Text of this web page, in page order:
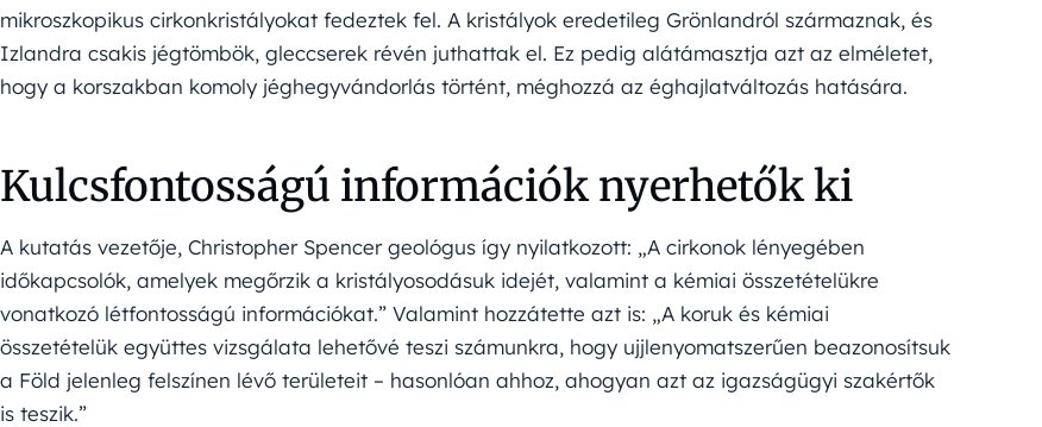
mikroszkopikus cirkonkristályokat fedeztek fel. A kristályok eredetileg Grönlandról származnak, és
Izlandra csakis jégtömbök, gleccserek révén juthattak el. Ez pedig alátámasztja azt az elméletet,
hogy a korszakban komoly jéghegyvándorlás történt, méghozzá az éghajlatváltozás hatására.
Kulcsfontosságú információk nyerhetők ki
A kutatás vezetője, Christopher Spencer geológus így nyilatkozott: „A cirkonok lényegében
időkapcsolók, amelyek megőrzik a kristályosodásuk idejét, valamint a kémiai összetételükre
vonatkozó létfontosságú információkat.” Valamint hozzátette azt is: „A koruk és kémiai
összetételük együttes vizsgálata lehetővé teszi számunkra, hogy ujjlenyomatszerűen beazonosítsuk
a Föld jelenleg felszínen lévő területeit – hasonlóan ahhoz, ahogyan azt az igazságügyi szakértők
is teszik.”